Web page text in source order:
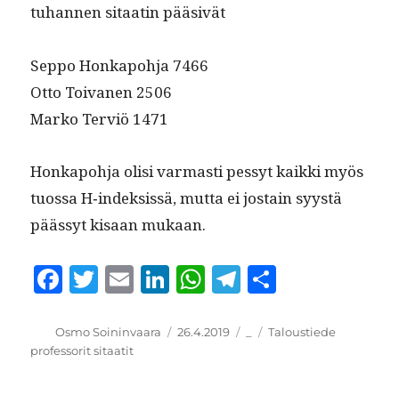
tuhan­nen sitaatin pääsivät
Sep­po Honkapo­h­ja 7466
Otto Toiva­nen 2506
Marko Ter­viö 1471
Honkapo­h­ja olisi var­masti pessyt kaik­ki myös
tuos­sa H‑indeksissä, mut­ta ei jostain syys­tä
päässyt kisaan mukaan.
F
c
e
T
it
te
E
ai
Li
k
W
at
T
e
a
Kirjoittaja
Osmo Soininvaara Julkaistu
26.4.2019 Kategoriat
Avainsanat
Taloustiede
professorit sitaatit